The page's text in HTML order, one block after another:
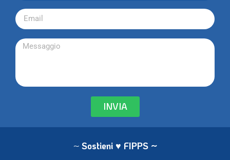
INVIA
~ Sostieni ♥ FIPPS ~